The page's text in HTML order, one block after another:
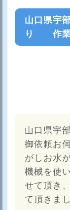
山口県宇
り 作業
山口県宇
御依頼お
がしお水
機械を使
せて頂き
て頂きまし